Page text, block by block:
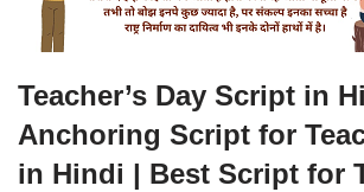
Teacher’s Day Script in
Anchoring Script for
in Hindi | Best Script for